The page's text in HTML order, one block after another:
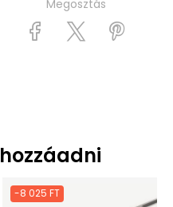
Megosztás
-8 025 FT